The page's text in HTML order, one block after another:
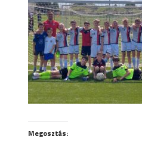
Megosztás: